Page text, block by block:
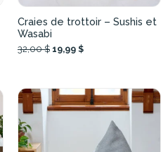
Craies de trottoir – Sushis et
Wasabi
32,00 $ 19,99 $